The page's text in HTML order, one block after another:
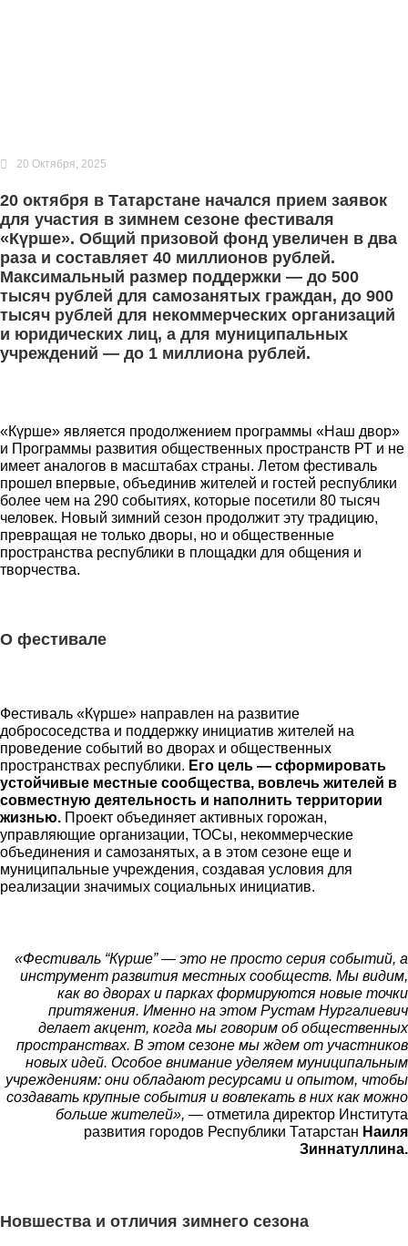
20 Октября, 2025
20 октября в Татарстане начался прием заявок
для участия в зимнем сезоне фестиваля
«Күрше». Общий призовой фонд увеличен в два
раза и составляет 40 миллионов рублей.
Максимальный размер поддержки — до 500
тысяч рублей для самозанятых граждан, до 900
тысяч рублей для некоммерческих организаций
и юридических лиц, а для муниципальных
учреждений — до 1 миллиона рублей.
«Күрше» является продолжением программы «Наш двор»
и Программы развития общественных пространств РТ и не
имеет аналогов в масштабах страны. Летом фестиваль
прошел впервые, объединив жителей и гостей республики
более чем на 290 событиях, которые посетили 80 тысяч
человек. Новый зимний сезон продолжит эту традицию,
превращая не только дворы, но и общественные
пространства республики в площадки для общения и
творчества.
О фестивале
Фестиваль «Күрше» направлен на развитие
добрососедства и поддержку инициатив жителей на
проведение событий во дворах и общественных
пространствах республики. Его цель — сформировать
устойчивые местные сообщества, вовлечь жителей в
совместную деятельность и наполнить территории
жизнью. Проект объединяет активных горожан,
управляющие организации, ТОСы, некоммерческие
объединения и самозанятых, а в этом сезоне еще и
муниципальные учреждения, создавая условия для
реализации значимых социальных инициатив.
«Фестиваль “Күрше” — это не просто серия событий, а
инструмент развития местных сообществ. Мы видим,
как во дворах и парках формируются новые точки
притяжения. Именно на этом Рустам Нургалиевич
делает акцент, когда мы говорим об общественных
пространствах. В этом сезоне мы ждем от участников
новых идей. Особое внимание уделяем муниципальным
учреждениям: они обладают ресурсами и опытом, чтобы
создавать крупные события и вовлекать в них как можно
больше жителей», — отметила директор Института
развития городов Республики Татарстан Наиля
Зиннатуллина.
Новшества и отличия зимнего сезона